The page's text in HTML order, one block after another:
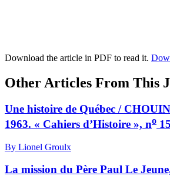
Download the article in PDF to read it.
Other Articles From This
Une histoire de Québec /
1963. « Cahiers d’Histoire », no
By Lionel Groulx
La mission du Père Paul Le